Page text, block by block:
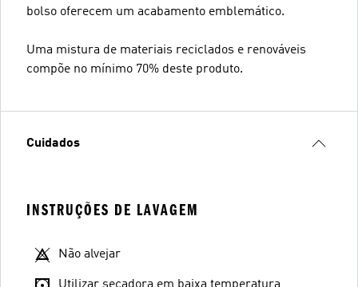
bolso oferecem um acabamento emblemático.
Uma mistura de materiais reciclados e renováveis
compõe no mínimo 70% deste produto.
Cuidados
INSTRUÇÕES DE LAVAGEM
Não alvejar